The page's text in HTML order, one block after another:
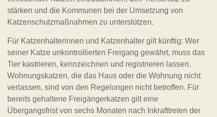
stärken und die Kommunen bei der Umsetzung von
Katzenschutzmaßnahmen zu unterstützen.
Für Katzenhalterinnen und Katzenhalter gilt künftig: Wer
seiner Katze unkontrollierten Freigang gewährt, muss das
Tier kastrieren, kennzeichnen und registrieren lassen.
Wohnungskatzen, die das Haus oder die Wohnung nicht
verlassen, sind von den Regelungen nicht betroffen. Für
bereits gehaltene Freigängerkatzen gilt eine
Übergangsfrist von sechs Monaten nach Inkrafttreten der